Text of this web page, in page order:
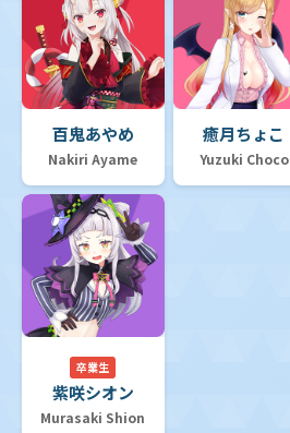
百鬼あやめ
Nakiri Ayame
癒月ちょこ
Yuzuki Choco
卒業生
紫咲シオン
Murasaki Shion